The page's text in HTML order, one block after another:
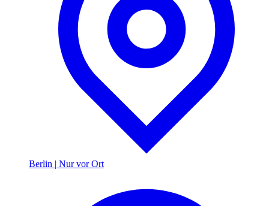
Berlin | Nur vor Ort